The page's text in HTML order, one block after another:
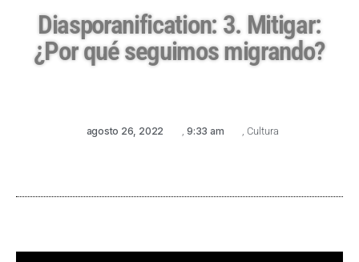
Diasporanification: 3. Mitigar:
¿Por qué seguimos migrando?
agosto 26, 2022 9:33 am Cultura